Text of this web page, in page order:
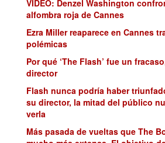
VIDEO: Denzel Washington
alfombra roja de Cannes
Ezra Miller reaparece en Cannes
polémicas
Por qué ‘The Flash’ fue un
director
Flash nunca podría haber
su director, la mitad del público
verla
Más pasada de vueltas que The